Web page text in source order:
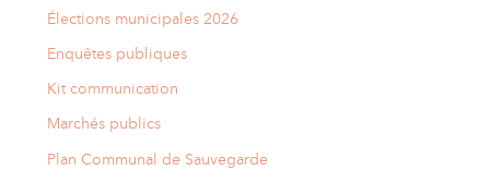
Élections municipales 2026
Enquêtes publiques
Kit communication
Marchés publics
Plan Communal de Sauvegarde